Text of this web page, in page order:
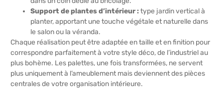
Support de plantes d’intérieur :type jardin vertical à
planter, apportant une touche végétale et naturelle dans
le salon ou la véranda.
Chaque réalisation peut être adaptée en taille et en finition pour
correspondre parfaitement à votre style déco, de l’industriel au
plus bohème. Les palettes, une fois transformées, ne servent
plus uniquement à l’ameublement mais deviennent des pièces
centrales de votre organisation intérieure.